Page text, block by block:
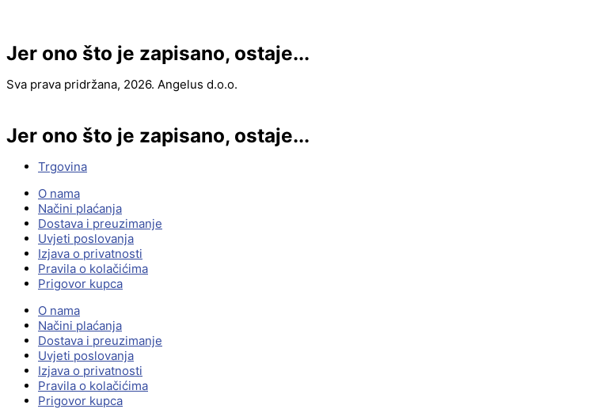
Jer ono što je zapisano, ostaje...
Sva prava pridržana, 2026. Angelus d.o.o.
Jer ono što je zapisano, ostaje...
Trgovina
O nama
Načini plaćanja
Dostava i preuzimanje
Uvjeti poslovanja
Izjava o privatnosti
Pravila o kolačićima
Prigovor kupca
O nama
Načini plaćanja
Dostava i preuzimanje
Uvjeti poslovanja
Izjava o privatnosti
Pravila o kolačićima
Prigovor kupca